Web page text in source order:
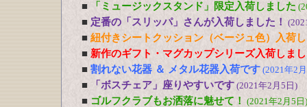
■
「ミュージックスタンド」限定入荷しました
■ 定番の「スリッパ」さんが入荷しました！
■ 紐付きシートクッション（ベージュ色）入荷
■ 新作のギフト・マグカップシリーズ入荷しま
■ 割れない花器 ＆ メタル花器入荷です (2021年2
■ 「ボスチェア」座りやすいです (2021年2月5日)
■ ゴルフクラブもお洒落に魅せて！ (2021年2月5日)